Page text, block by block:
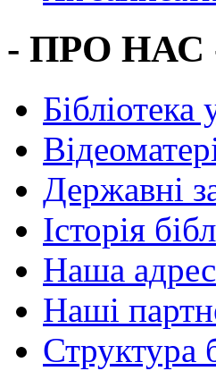
- ПРО НАС
Державні
Історія
Наша
Наші
Структура